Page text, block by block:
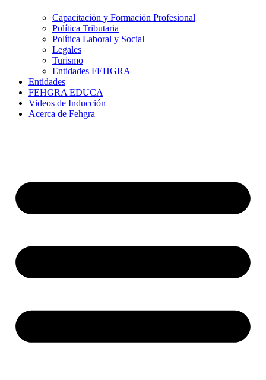
Capacitación y Formación Profesional
Política Tributaria
Política Laboral y Social
Legales
Turismo
Entidades FEHGRA
Entidades
FEHGRA EDUCA
Videos de Inducción
Acerca de Fehgra